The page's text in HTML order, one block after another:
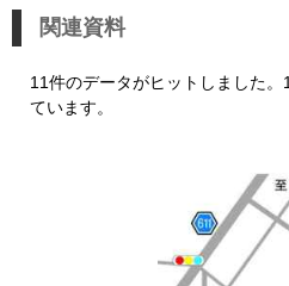
関連資料
11件のデータがヒットしました
ています。